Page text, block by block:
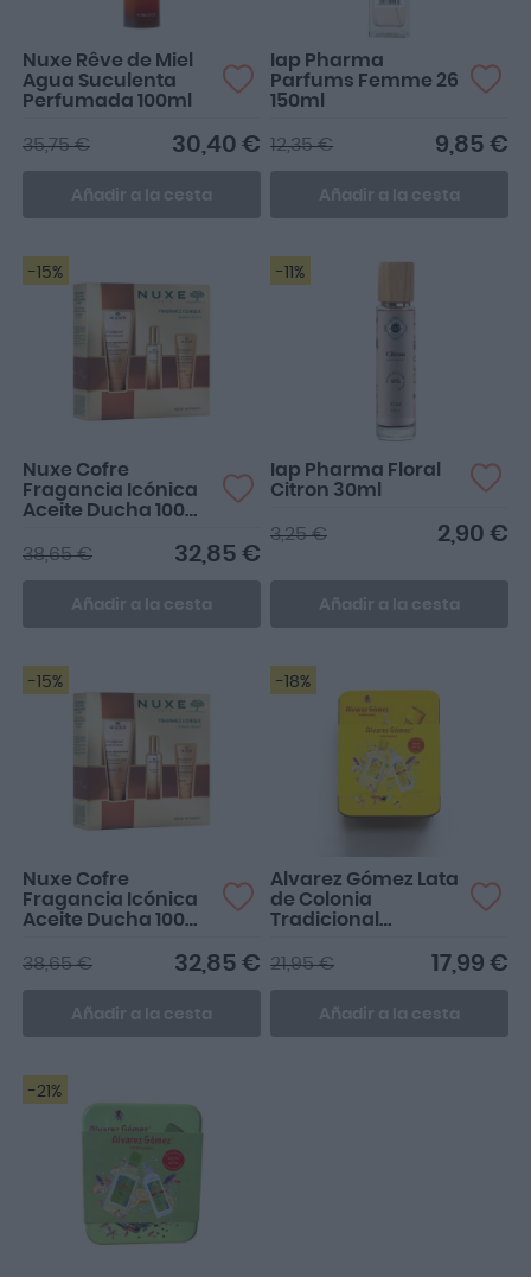
Nuxe Rêve de Miel
Agua Suculenta
Perfumada 100ml
30,40 €
35,75 €
Añadir a la cesta
Iap Pharma
Parfums Femme 26
150ml
9,85 €
12,35 €
Añadir a la cesta
-15%
Nuxe Cofre
Fragancia Icónica
Aceite Ducha 100ml
Leche Perfumada32,85 €
38,65 €
Añadir a la cesta
-11%
Iap Pharma Floral
Citron 30ml
2,90 €
3,25 €
Añadir a la cesta
-15%
Nuxe Cofre
Fragancia Icónica
Aceite Ducha 100ml
Leche Perfumada32,85 €
38,65 €
Añadir a la cesta
-18%
Alvarez Gómez Lata
de Colonia
Tradicional
ML + Emulsión
17,99 €
21,95 €
Añadir a la cesta
-21%